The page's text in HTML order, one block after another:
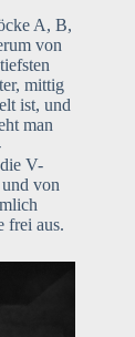
A, B,
von
mittig
ist, und
man
V-
von
frei aus.